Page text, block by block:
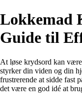
Lokkemad
Guide til
At løse krydsord kan
styrker din viden og din
frustrerende at sidde fast
det være en god idé at